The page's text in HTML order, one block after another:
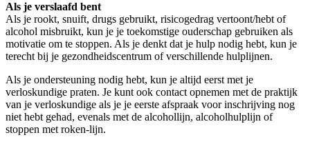
Als je verslaafd bent
Als je rookt, snuift, drugs gebruikt, risicogedrag vertoont/hebt of
alcohol misbruikt, kun je je toekomstige ouderschap gebruiken als
motivatie om te stoppen. Als je denkt dat je hulp nodig hebt, kun je
terecht bij je gezondheidscentrum of verschillende hulplijnen.
Als je ondersteuning nodig hebt, kun je altijd eerst met je
verloskundige praten. Je kunt ook contact opnemen met de praktijk
van je verloskundige als je je eerste afspraak voor inschrijving nog
niet hebt gehad, evenals met de alcohollijn, alcoholhulplijn of
stoppen met roken-lijn.